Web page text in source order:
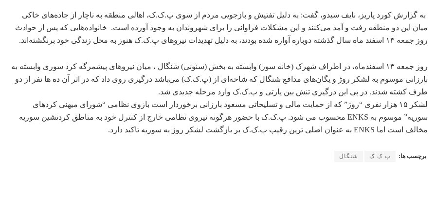
به گزارش کورد پاریز، نایف سیدو، گفت: بە دلیل تفتیش و بازجویی مردم از سوی پ.ک.ک، اهالی منطقه به ناچار از جادەهای خاکی
میان این دو منطقە رفت و آمد می‌کنند و این مشکلات فراوانی را برای شهروندان بە وجود آوردە است. خانوادەهایی کە پس از حوادث
روز جمعە ١٣ اسفند ماه سال گذشتە دوبارە آوارە شدە بودند، بە دلیل تهدیدات نیروهای پ.ک.ک هنوز به محل زندگی خود برنگشتەاند.
روز جمعە ١٣ اسفند‌ماه، در اطراف شهرک (خانه سور) وابسته به بخش (سنونی) شنگال ، میان نیروهای پیشمرگە کرد سوری وابسته به
بارزانی موسوم به لشکر روژ و یگان‌های مدافع شنگال کە شاخەای از (پ.ک.ک) می‌باشد درگیری روی داد که در اثر آن ده ها نفر از دو
طرف کشته شدند. در پی این درگیری تنش بین پارتی و پ.ک.ک وارد مرحله جدیدی شد.
لشکر ۱۵ هزار نفری “روژ” که از حمایت مالی و تسلیحاتی مسعود بارزانی برخوردار است بازوی نظامی “شورای میهنی کردهای
سوریه” موسوم به ENKS محسوب می شود. پ.ک.ک با حضور هرگونه نیروی نظامی خارج از کنترل خود به مناطق کردنشین سوریه
مخالف است اما ENKS به عنوان اصلی ترین رقیب پ.ک.ک بر بازگشت لشکر روژ به سوریه تاکید دارد.
برچسب ها: پ ک ک شنگال